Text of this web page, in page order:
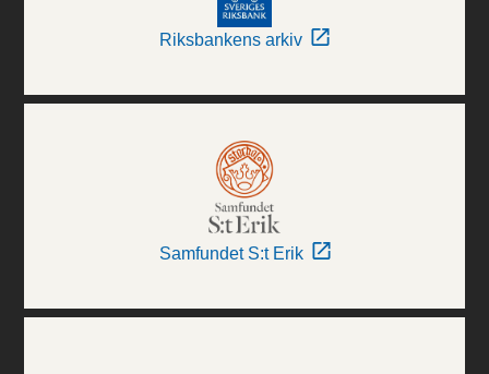
Riksbankens arkiv
Samfundet S:t Erik